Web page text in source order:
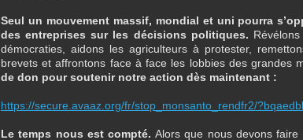
Seul un mouvement massif, mondial et uni pourra
des entreprises sur les décisions politiques.
démocraties, aidons les agriculteurs à protester,
brevets et affrontons face à face les lobbies des grandes
de don pour soutenir notre action dès maintenant :
https://secure.avaaz.org/fr/stop_monsanto_rendfr2/
Le temps nous est compté. Alors que nous devons faire